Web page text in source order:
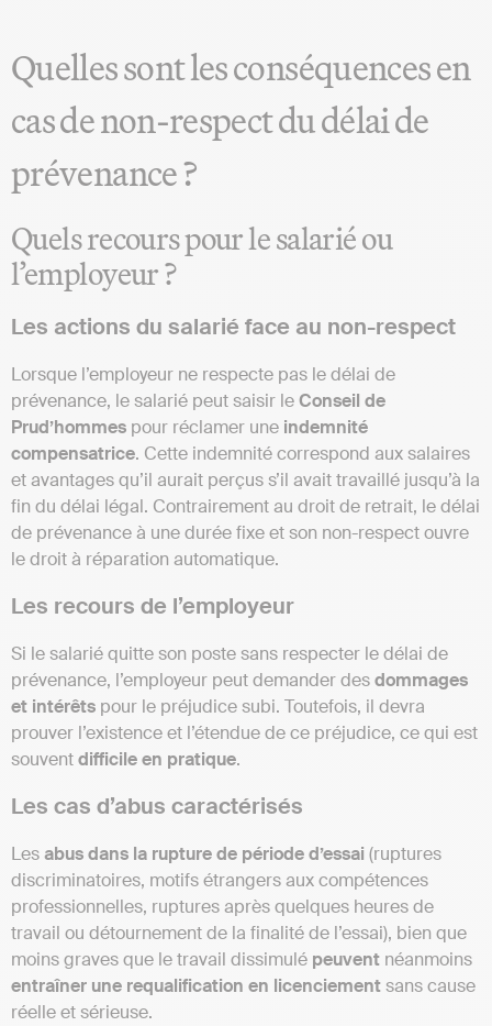
Quelles sont les conséquences en
cas de non-respect du délai de
prévenance ?
Quels recours pour le salarié ou
l’employeur ?
Les actions du salarié face au non-respect
Lorsque l’employeur ne respecte pas le délai de
prévenance, le salarié peut saisir leConseil de
Prud’hommes pour réclamer une indemnité
compensatrice. Cette indemnité correspond aux salaires
et avantages qu’il aurait perçus s’il avait travaillé jusqu’à la
fin du délai légal. Contrairement au droit de retrait, le délai
de prévenance à une durée fixe et son non-respect ouvre
le droit à réparation automatique.
Les recours de l’employeur
Si le salarié quitte son poste sans respecter le délai de
prévenance, l’employeur peut demander desdommages
et intérêts pour le préjudice subi. Toutefois, il devra
prouver l’existence et l’étendue de ce préjudice, ce qui est
souventdifficile en pratique.
Les cas d’abus caractérisés
Lesabus dans la rupture de période d’essai (ruptures
discriminatoires, motifs étrangers aux compétences
professionnelles, ruptures après quelques heures de
travail ou détournement de la finalité de l’essai), bien que
moins graves que le travail dissimulé peuvent néanmoins
entraîner une requalification en licenciementsans cause
réelle et sérieuse.